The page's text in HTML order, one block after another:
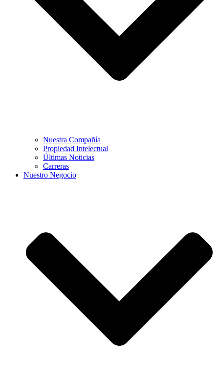
Nuestra Compañía
Propiedad Intelectual
Últimas Noticias
Carreras
Nuestro Negocio